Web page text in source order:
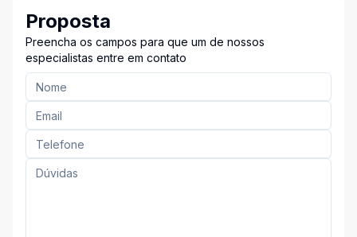
Proposta
Preencha os campos para que um de nossos
especialistas entre em contato